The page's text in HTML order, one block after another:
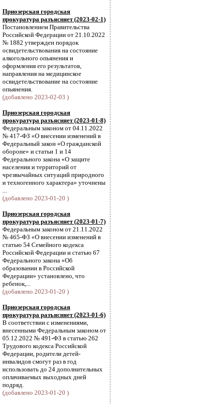
Приозерская городская
прокуратура разъясняет (2023-02-1)
Постановлением Правительства
Российской Федерации от 21.10.2022
№ 1882 утвержден порядок
освидетельствования на состояние
алкогольного опьянения и
оформления его результатов,
направления на медицинское
освидетельствование на состояние
опьянения.
(добавлено 2023-02-03 )
Приозерская городская
прокуратура разъясняет (2023-01-8)
Федеральным законом от 04.11.2022
№ 417-ФЗ «О внесении изменений в
Федеральный закон «О гражданской
обороне» и статьи 1 и 14
Федерального закона «О защите
населения и территорий от
чрезвычайных ситуаций природного
и техногенного характера» уточнены
...
(добавлено 2023-01-20 )
Приозерская городская
прокуратура разъясняет (2023-01-7)
Федеральным законом от 21.11.2022
№ 465-ФЗ «О внесении изменений в
статью 54 Семейного кодекса
Российской Федерации и статью 67
Федерального закона «Об
образовании в Российской
Федерации» установлено, что
ребенок,...
(добавлено 2023-01-20 )
Приозерская городская
прокуратура разъясняет (2023-01-6)
В соответствии с изменениями,
внесенными Федеральным законом от
05.12.2022 № 491-ФЗ в статью 262
Трудового кодекса Российской
Федерации, родители детей-
инвалидов смогут раз в год
использовать до 24 дополнительных
оплачиваемых выходных дней
подряд.
(добавлено 2023-01-20 )